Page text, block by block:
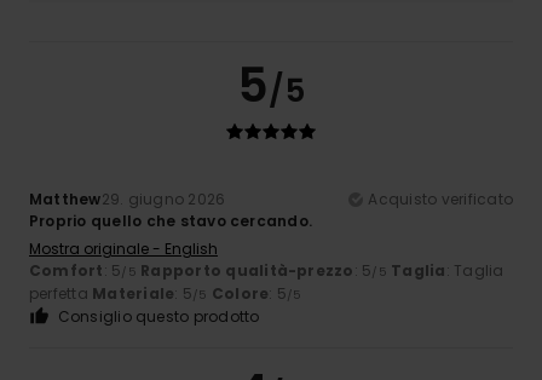
5/5
Matthew29. giugno 2026
Acquisto verificato
Proprio quello che stavo cercando.
Mostra originale - English
Comfort: 5/5 Rapporto qualità-prezzo: 5/5 Taglia: Taglia
perfetta Materiale: 5/5 Colore: 5/5
Consiglio questo prodotto